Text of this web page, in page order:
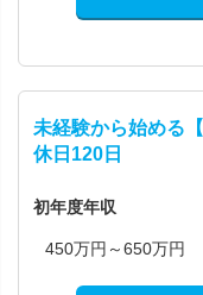
未経験から始める
休日120日
初年度年収
450万円～650万円